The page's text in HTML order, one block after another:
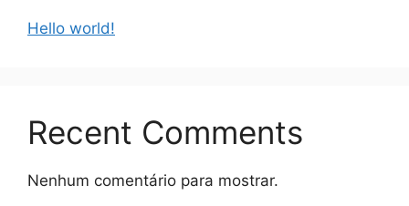
Hello world!
Recent Comments
Nenhum comentário para mostrar.